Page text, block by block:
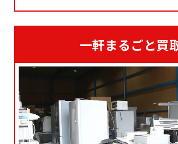
一軒まるごと買